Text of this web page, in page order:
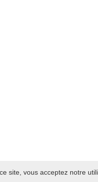
site, vous acceptez notre